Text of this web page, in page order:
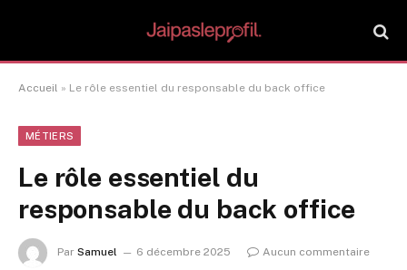
Accueil » Le rôle essentiel du responsable du back office
MÉTIERS
Le rôle essentiel du
responsable du back office
Par Samuel 6 décembre 2025
Aucun commentaire